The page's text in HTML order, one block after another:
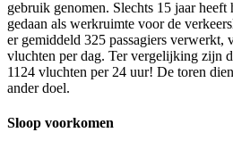
gebruik genomen. Slechts 15 jaar
gedaan als werkruimte voor de
er gemiddeld 325 passagiers verwerkt,
vluchten per dag. Ter vergelijking zijn
1124 vluchten per 24 uur! De toren
ander doel.
Sloop voorkomen